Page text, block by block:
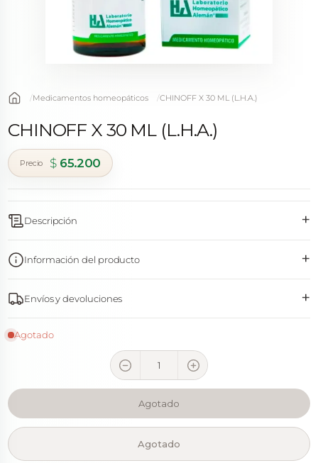
Medicamentos homeopáticos CHINOFF X 30 ML (L.H.A.)
CHINOFF X 30 ML (L.H.A.)
$65.200
Descripción +
Información del producto +
Envíos y devoluciones +
Agotado
Agotado
Agotado